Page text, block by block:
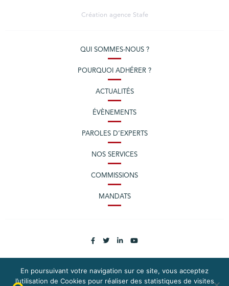
Création agence Stafe
QUI SOMMES-NOUS ?
POURQUOI ADHÉRER ?
ACTUALITÉS
ÉVÈNEMENTS
PAROLES D’EXPERTS
NOS SERVICES
COMMISSIONS
MANDATS
En poursuivant votre navigation sur ce site, vous acceptez
l’utilisation de Cookies pour réaliser des statistiques de visites